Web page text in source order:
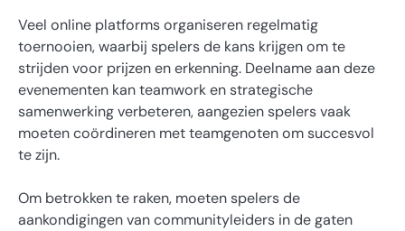
Veel online platforms organiseren regelmatig
toernooien, waarbij spelers de kans krijgen om te
strijden voor prijzen en erkenning. Deelname aan deze
evenementen kan teamwork en strategische
samenwerking verbeteren, aangezien spelers vaak
moeten coördineren met teamgenoten om succesvol
te zijn.
Om betrokken te raken, moeten spelers de
aankondigingen van communityleiders in de gaten